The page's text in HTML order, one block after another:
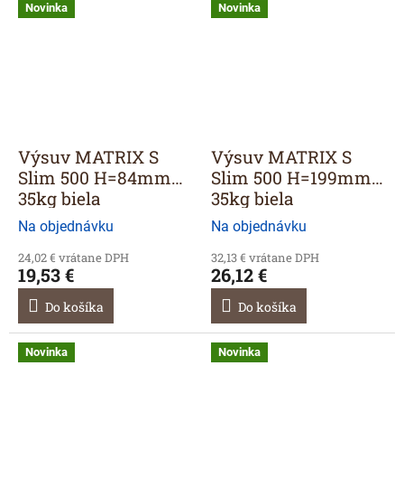
Novinka
Výsuv MATRIX S
Slim 500 H=84mm
35kg biela
Na objednávku
24,02 € vrátane DPH
19,53 €
Do košíka
Novinka
Výsuv MATRIX S
Slim 500 H=199mm
35kg biela
Na objednávku
32,13 € vrátane DPH
26,12 €
Do košíka
Novinka Novinka